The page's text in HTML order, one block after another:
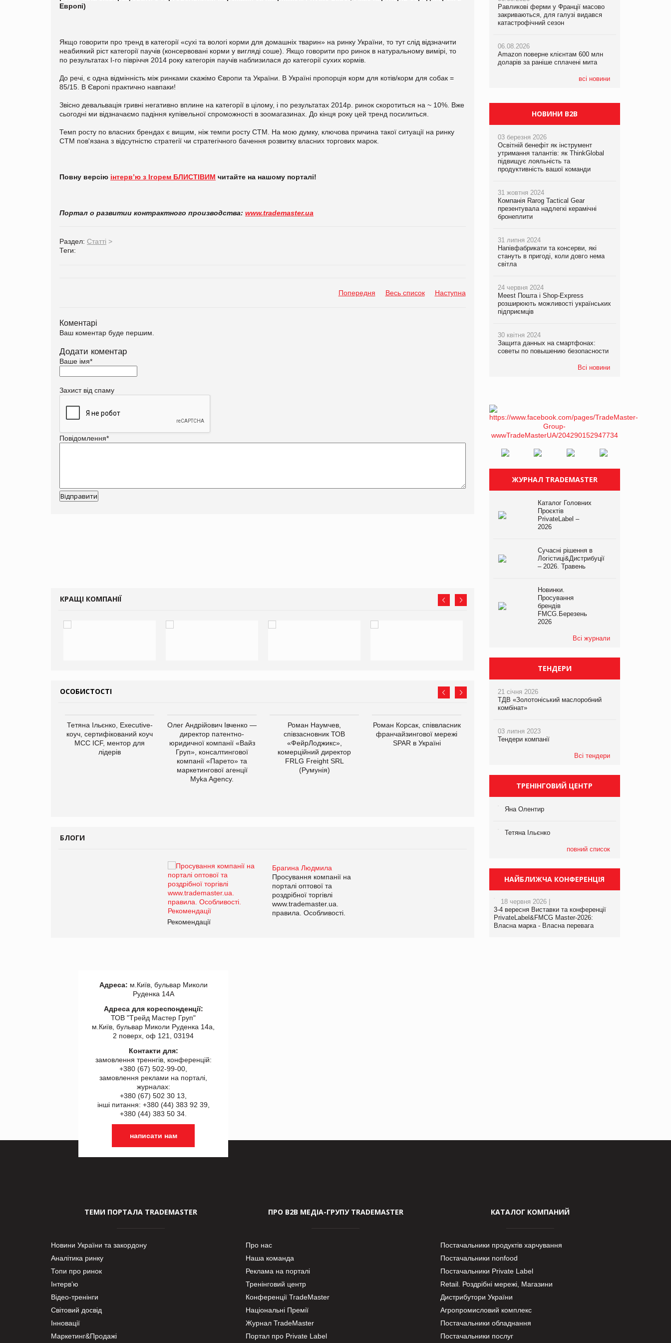
Европі)
Якщо говорити про тренд в категорії «сухі та вологі корми для домашніх тварин» на ринку України, то тут слід відзначити
неабиякий ріст категорії паучів (консервовані корми у вигляді соше). Якщо говорити про ринок в натуральному вимірі, то
по результатах I-го півріччя 2014 року категорія паучів наблизилася до категорії сухих кормів.
До речі, є одна відмінність між ринками скажімо Європи та України. В Україні пропорція корм для котів/корм для собак =
85/15. В Європі практично навпаки!
Звісно девальвація гривні негативно вплине на категорії в цілому, і по результатах 2014р. ринок скоротиться на ~ 10%. Вже
сьогодні ми відзначаємо падіння купівельної спроможності в зоомагазинах. До кінця року цей тренд посилиться.
Темп росту по власних брендах є вищим, ніж темпи росту СТМ. На мою думку, ключова причина такої ситуації на ринку
СТМ пов'язана з відсутністю стратегії чи стратегічного бачення розвитку власних торгових марок.
Повну версію інтерв’ю з Ігорем БЛИСТІВИМ читайте на нашому порталі!
Портал о развитии контрактного производства: www.trademaster.ua
Раздел: Статті >
Теги:
Попередня Весь список Наступна
Коментарі
Ваш коментар буде першим.
Додати коментар
Ваше імя*
Захист від спаму
Повідомлення*
КРАЩІ КОМПАНІЇ
ОСОБИСТОСТІ
Тетяна Ільєнко, Executive-
коуч, сертифікований коуч
МСС ICF, ментор для
лідерів
Олег Андрійович Івченко —
директор патентно-
юридичної компанії «Вайз
Груп», консалтингової
компанії «Парето» та
маркетингової агенції
Myka Agency.
Роман Наумчев,
співзасновник ТОВ
«ФейрЛоджикс»,
комерційний директор
FRLG Freight SRL
(Румунія)
Роман Корсак, співвласник
франчайзингової мережі
SPAR в Україні
Файно маркет Директор
департаменту з
БЛОГИ
Брагина Людмила
Просування компанії на
порталі оптової та
роздрібної торгівлі
www.trademaster.ua.
правила. Особливості.
Рекомендації
Брагина Людмила
Просування компанії на
www.trademaster.ua.
правила. Особливості.
Равликові ферми у Франції масово
закриваються, для галузі видався
катастрофічний сезон
06.08.2026
Amazon поверне клієнтам 600 млн
доларів за раніше сплачені мита
всі новини
05.08.2026
ТОКЕРИ
Сергій Лісунов про заморожені
Amazon поверне клієнтам 600 млн
доларів за раніше сплачені мита
У Євросоюзі набули чинності нові
правила щодо штучного інтелекту
НОВИНИ B2B
03 березня 2026
Освітній бенефіт як інструмент
утримання талантів: як ThinkGlobal
підвищує лояльність та
продуктивність вашої команди
31 жовтня 2024
Компанія Rarog Tactical Gear
презентувала надлегкі керамічні
бронеплити
31 липня 2024
Напівфабрикати та консерви, які
стануть в пригоді, коли довго нема
світла
24 червня 2024
Meest Пошта і Shop-Express
розширюють можливості українських
підприємців
30 квітня 2024
Защита данных на смартфонах:
советы по повышению безопасности
Всі новини
ЖУРНАЛ TRADEMASTER
Каталог Головних
Проєктів
PrivateLabel –
2026
Сучасні рішення в
Логістиці&Дистрибуції
– 2026. Травень
Новинки.
Просування
брендів
FMCG.Березень
2026
Всі журнали
ТЕНДЕРИ
21 січня 2026
ТДВ «Золотоніський маслоробний
комбінат»
03 липня 2023
Тендери компанії
Всі тендери
ТРЕНІНГОВИЙ ЦЕНТР
Яна Олентир
Тетяна Ільєнко
повний список
НАЙБЛИЖЧА КОНФЕРЕНЦІЯ
18 червня 2026 |
3-4 вересня Виставки та конференції
PrivateLabel&FMCG Master-2026:
Власна марка - Власна перевага
Адреса: м.Київ, бульвар Миколи
Руденка 14А
Адреса для кореспонденції:
ТОВ "Tрейд Мастер Груп"
м.Київ, бульвар Миколи Руденка 14а,
2 поверх, оф 121, 03194
Контакти для:
замовлення треннгів, конференцій:
+380 (67) 502-99-00,
замовлення реклами на порталі,
журналах:
+380 (67) 502 30 13,
інші питання: +380 (44) 383 92 39,
+380 (44) 383 50 34.
написати нам
ТЕМИ ПОРТАЛА TRADEMASTER
Новини України та закордону
Аналітика ринку
Топи про ринок
Інтерв’ю
Відео-тренінги
Світовий досвід
Інновації
Маркетинг&Продажі
ПРО В2В МЕДІА-ГРУПУ TRADEMASTER
Про нас
Наша команда
Реклама на порталі
Тренінговий центр
Конференції TradeMaster
Національні Премії
Журнал TradeMaster
Портал про Private Label
КАТАЛОГ КОМПАНИЙ
Постачальники продуктів харчування
Постачальники nonfood
Постачальники Private Label
Retail. Роздрібні мережі, Магазини
Дистрибутори України
Агропромисловий комплекс
Постачальники обладнання
Постачальники послуг